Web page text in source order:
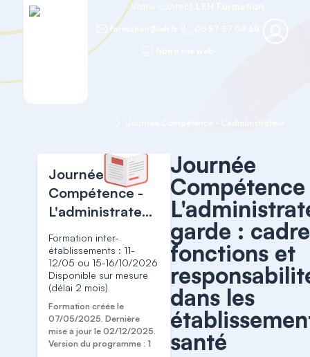
Votre contact
formation@leh.fr
Journée
Compétence -
L'administrateur
de garde : cadre
des fonctions et
responsabilités
dans les
établissements
de santé
Formation inter-
établissements : 11-
12/05 ou 15-16/10/2026
Disponible sur mesure
(délai 2 mois)
Formation créée le
07/05/2025. Dernière
mise à jour le 02/12/2025.
Version du programme : 1
Journée
garde :
fonctions et
dans les
santé